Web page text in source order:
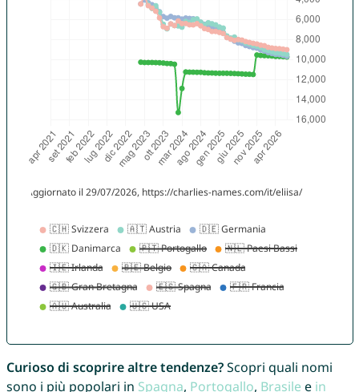
Curioso di scoprire altre tendenze?Scopri quali nomi
sono i più popolari in Spagna, Portogallo, Brasile e in